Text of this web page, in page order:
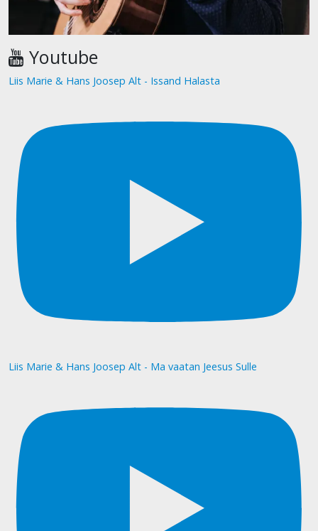
Youtube
Liis Marie & Hans Joosep Alt - Issand Halasta
Liis Marie & Hans Joosep Alt - Ma vaatan Jeesus Sulle